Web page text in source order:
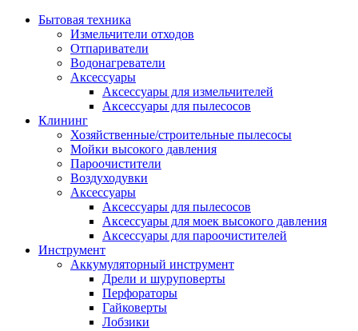
Бытовая техника
Измельчители отходов
Отпариватели
Водонагреватели
Аксессуары
Аксессуары для измельчителей
Аксессуары для пылесосов
Клининг
Хозяйственные/строительные пылесосы
Мойки высокого давления
Пароочистители
Воздуходувки
Аксессуары
Аксессуары для пылесосов
Аксессуары для моек высокого давления
Аксессуары для пароочистителей
Инструмент
Аккумуляторный инструмент
Дрели и шуруповерты
Перфораторы
Гайковерты
Лобзики